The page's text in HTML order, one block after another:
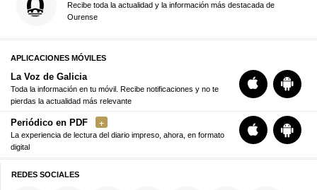
Recibe toda la actualidad y la información más destacada de
Ourense
APLICACIONES MÓVILES
La Voz de Galicia
Toda la información en tu móvil. Recibe notificaciones y no te
pierdas la actualidad más relevante
Periódico en PDF
La experiencia de lectura del diario impreso, ahora, en formato
digital
REDES SOCIALES